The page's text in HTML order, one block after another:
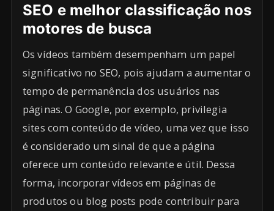
SEO e melhor classificação nos
motores de busca
Os vídeos também desempenham um papel
significativo no SEO, pois ajudam a aumentar o
tempo de permanência dos usuários nas
páginas. O Google, por exemplo, privilegia
sites com conteúdo de vídeo, uma vez que isso
é considerado um sinal de que a página
oferece um conteúdo relevante e útil. Dessa
forma, incorporar vídeos em páginas de
produtos ou blog posts pode contribuir para